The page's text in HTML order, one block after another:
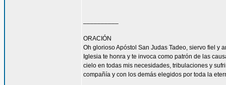
ORACIÓN
Oh glorioso Apóstol San Judas Tadeo, siervo fiel y
Iglesia te honra y te invoca como patrón de las
cielo en todas mis necesidades, tribulaciones y
compañía y con los demás elegidos por toda la